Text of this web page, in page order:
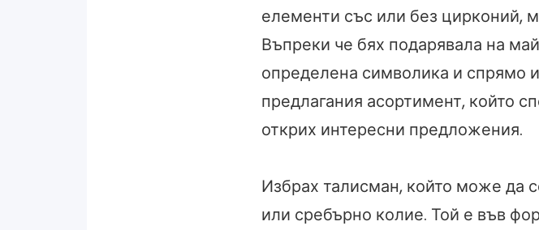
елементи със или без цирконий,
Въпреки че бях подарявала на
определена символика и спрямо
предлагания асортимент, който
открих интересни предложения.
Избрах талисман, който може да
или сребърно колие. Той е във